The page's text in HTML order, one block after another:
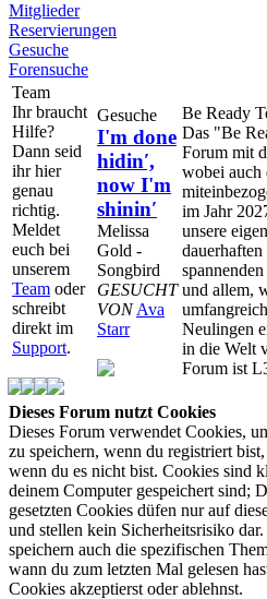
Mitglieder
Reservierungen
Gesuche
Forensuche
Team
Ihr braucht
Hilfe?
Dann seid
ihr hier
genau
richtig.
Meldet
euch bei
unserem
Team oder
schreibt
direkt im
Support.
Gesuche
I'm done
hidin′,
now I'm
shinin′
Melissa
Gold -
Songbird
GESUCHT
VON Ava
Starr
Be Ready
Das "Be
Forum mit
wobei auch
im Jahr
unsere
und allem,
Neulingen
in die Welt
Forum ist
Dieses Forum nutzt Cookies
Dieses Forum verwendet Cookies,
zu speichern, wenn du registriert
wenn du es nicht bist. Cookies sind
deinem Computer gespeichert sind;
gesetzten Cookies düfen nur auf
und stellen kein Sicherheitsrisiko
speichern auch die spezifischen
wann du zum letzten Mal gelesen
Cookies akzeptierst oder ablehnst.